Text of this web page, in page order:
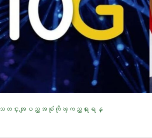
သတင္းအျပည့္အစံုကိုၾကည့္ရႈရန္